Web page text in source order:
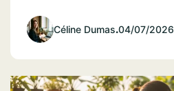
Céline Dumas.04/07/2026